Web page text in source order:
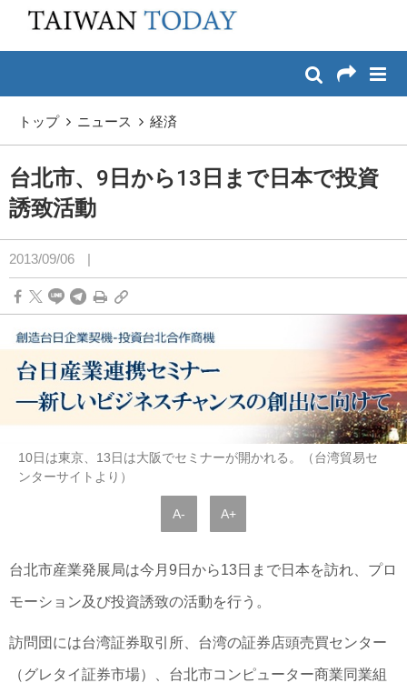
メイン コンテンツへスキップ
トップ ニュース 経済
台北市、9日から13日まで日本で投資
誘致活動
2013/09/06 |
10日は東京、13日は大阪でセミナーが開かれる。（台湾貿易セ
ンターサイトより）
A- A+
台北市産業発展局は今月9日から13日まで日本を訪れ、プロ
モーション及び投資誘致の活動を行う。
訪問団には台湾証券取引所、台湾の証券店頭売買センター
（グレタイ証券市場）、台北市コンピューター商業同業組